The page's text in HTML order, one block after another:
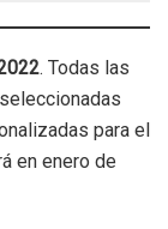
. Todas las
para el
en enero de